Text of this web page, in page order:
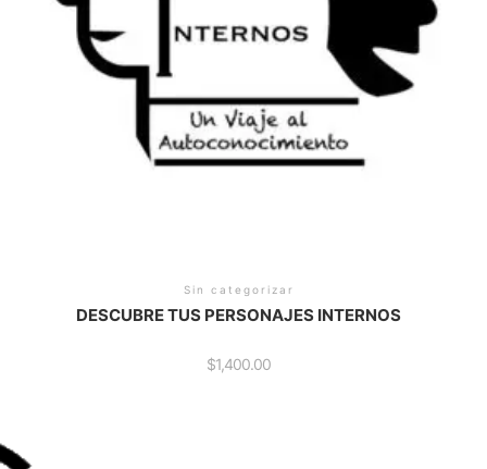
Sin categorizar
DESCUBRE TUS PERSONAJES INTERNOS
$1,400.00